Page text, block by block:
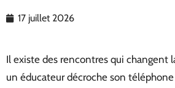
17 juillet 2026
Il existe des rencontres qui changent
un éducateur décroche son